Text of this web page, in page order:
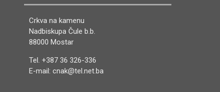
Crkva na kamenu
Nadbiskupa Čule b.b.
88000 Mostar
Tel. +387 36 326-336
E-mail: cnak@tel.net.ba